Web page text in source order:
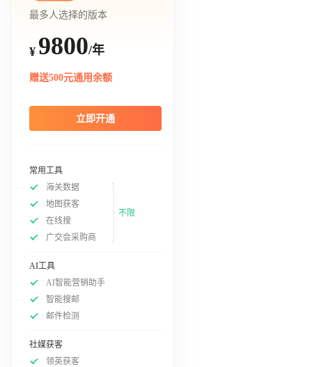
最多人选择的版本
¥ 9800/年
赠送500元通用余额
立即开通
常用工具
海关数据
地图获客
在线搜
广交会采购商
不限
AI工具
AI智能营销助手
智能搜邮
邮件检测
社媒获客
领英获客